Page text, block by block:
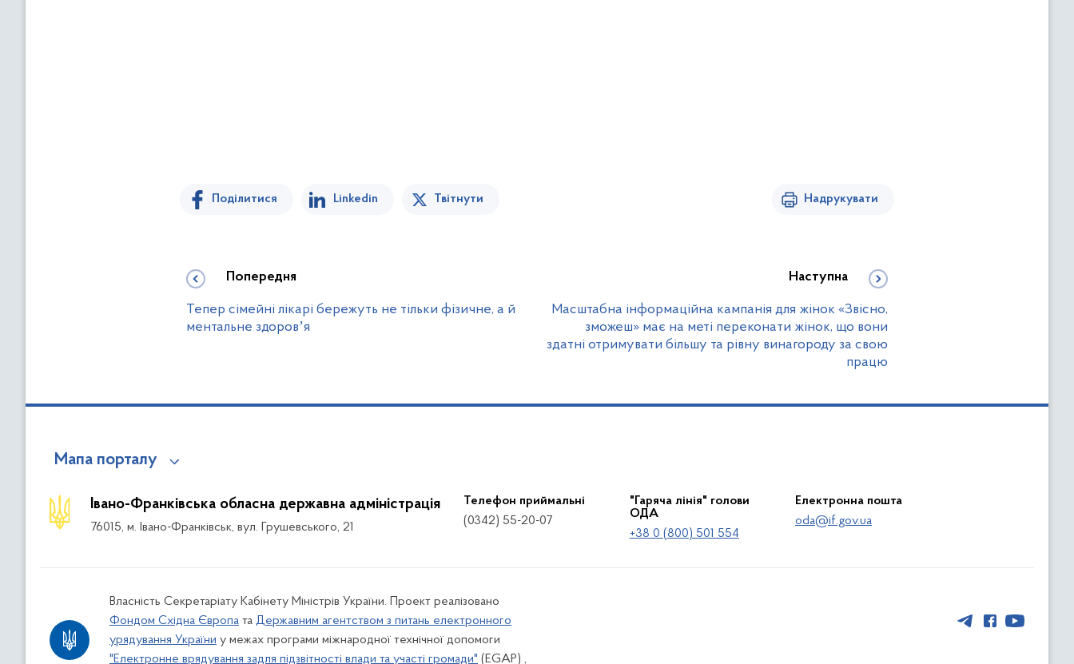
Поділитися Linkedin Твітнути Надрукувати
Попередня
Тепер сімейні лікарі бережуть не тільки фізичне, а й
ментальне здоровʼя
Наступна
Масштабна інформаційна кампанія для жінок «Звісно,
зможеш» має на меті переконати жінок, що вони
здатні отримувати більшу та рівну винагороду за свою
працю
Мапа порталу
Івано-Франківська обласна державна адміністрація
76015, м. Івано-Франківськ, вул. Грушевського, 21
Телефон приймальні
(0342) 55-20-07
"Гаряча лінія" голови
ОДА
+38 0 (800) 501 554
Електронна пошта
oda@if.gov.ua
Власність Секретаріату Кабінету Міністрів України. Проект реалізовано
Фондом Східна Європа та Державним агентством з питань електронного
урядування України у межах програми міжнародної технічної допомоги
"Електронне врядування задля підзвітності влади та участі громади" (EGAP) ,